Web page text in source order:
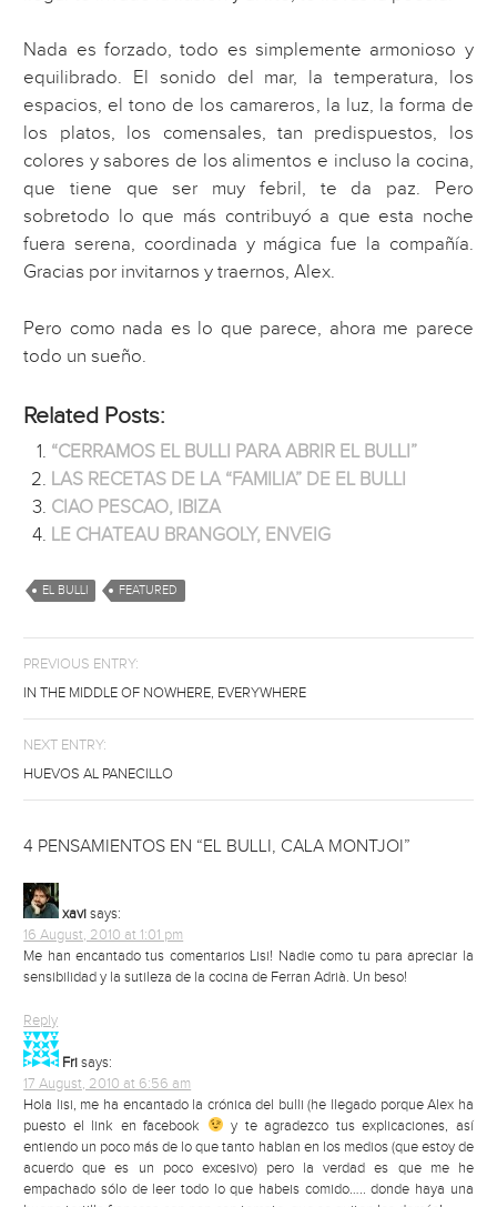
Nada es forzado, todo es simplemente armonioso y
equilibrado. El sonido del mar, la temperatura, los
espacios, el tono de los camareros, la luz, la forma de
los platos, los comensales, tan predispuestos, los
colores y sabores de los alimentos e incluso la cocina,
que tiene que ser muy febril, te da paz. Pero
sobretodo lo que más contribuyó a que esta noche
fuera serena, coordinada y mágica fue la compañía.
Gracias por invitarnos y traernos, Alex.
Pero como nada es lo que parece, ahora me parece
todo un sueño.
Related Posts:
“CERRAMOS EL BULLI PARA ABRIR EL BULLI”
LAS RECETAS DE LA “FAMILIA” DE EL BULLI
CIAO PESCAO, IBIZA
LE CHATEAU BRANGOLY, ENVEIG
EL BULLI FEATURED
PREVIOUS ENTRY:
IN THE MIDDLE OF NOWHERE, EVERYWHERE
NEXT ENTRY:
HUEVOS AL PANECILLO
4 PENSAMIENTOS EN “EL BULLI, CALA MONTJOI”
xavi says:
16 August, 2010 at 1:01 pm
Me han encantado tus comentarios Lisi! Nadie como tu para apreciar la
sensibilidad y la sutileza de la cocina de Ferran Adrià. Un beso!
Reply
Fri says:
17 August, 2010 at 6:56 am
Hola lisi, me ha encantado la crónica del bulli (he llegado porque Alex ha
puesto el link en facebook
y te agradezco tus explicaciones, así
entiendo un poco más de lo que tanto hablan en los medios (que estoy de
acuerdo que es un poco excesivo) pero la verdad es que me he
empachado sólo de leer todo lo que habeis comido….. donde haya una